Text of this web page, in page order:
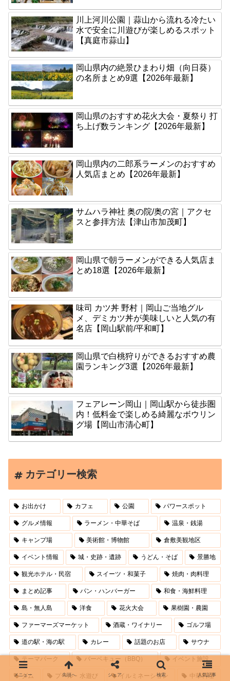
川上河川公園｜蒜山から流れる冷たい
水で安全に川遊びが楽しめるスポット
【真庭市蒜山】
岡山県内の絶景ひまわり畑（向日葵）
の名所まとめ9選【2026年最新】
岡山県のおすすめ花火大会・夏祭り 打
ち上げ数ランキング【2026年最新】
岡山県内の二郎系ラーメンのおすすめ
人気店まとめ【2026年最新】
サムハラ神社 奥の院/奥の宮｜アクセ
スと参拝方法【津山市加茂町】
岡山県で朝ラーメンができる人気店ま
とめ18選【2026年最新】
味司 カツ丼 野村｜岡山ご当地グル
メ、デミカツ丼が美味しいと人気の有
名店【岡山駅前/平和町】
岡山県で白桃狩りができるおすすめ農
園ランキング3選【2026年最新】
フェアレーン岡山｜岡山駅から徒歩圏
内！低料金で楽しめる綺麗なボウリン
グ場【岡山市清心町】
カテゴリー検索
お出かけ カフェ 公園 パワースポット
グルメ情報 ラーメン・中華そば 温泉・銭湯
キャンプ場 美術館・博物館 倉敷美観地区
イベント情報 城・史跡・遺跡 うどん・そば 景勝地
観光ホテル・民宿 スイーツ・和菓子 焼肉・肉料理
まとめ記事 パン・ハンバーガー 和食・海鮮料理
島・無人島 洋食 花火大会 果樹園・農園
ファーマーズマーケット 酒蔵・ワイナリー ゴルフ場
道の駅・海の駅 カレー 話題のお店 サウナ
テーマパーク バーベキュー（BBQ） イベント施設
ダム プール・水遊び イルミネーション 中華料理
メニュー 先頭へ シェア 検索 人気記事